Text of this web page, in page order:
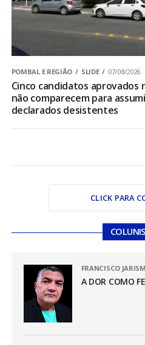
POMBAL E REGIÃO SLIDE 07/08/2026
Cinco candidatos aprovados
não comparecem para
declarados desistentes
CLICK PARA
FRANCISCO
A DOR COMO